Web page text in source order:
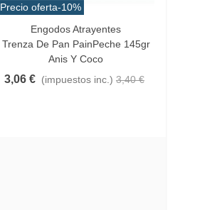
Precio oferta-10%
Añadir Al Carrito
Engodos Atrayentes
Trenza De Pan PainPeche 145gr
Anis Y Coco
3,06 € (impuestos inc.) 3,40 €